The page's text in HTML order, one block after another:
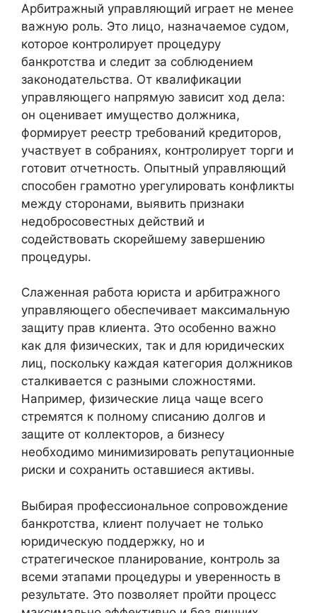
Арбитражный управляющий играет не менее
важную роль. Это лицо, назначаемое судом,
которое контролирует процедуру
банкротства и следит за соблюдением
законодательства. От квалификации
управляющего напрямую зависит ход дела:
он оценивает имущество должника,
формирует реестр требований кредиторов,
участвует в собраниях, контролирует торги и
готовит отчетность. Опытный управляющий
способен грамотно урегулировать конфликты
между сторонами, выявить признаки
недобросовестных действий и
содействовать скорейшему завершению
процедуры.
Слаженная работа юриста и арбитражного
управляющего обеспечивает максимальную
защиту прав клиента. Это особенно важно
как для физических, так и для юридических
лиц, поскольку каждая категория должников
сталкивается с разными сложностями.
Например, физические лица чаще всего
стремятся к полному списанию долгов и
защите от коллекторов, а бизнесу
необходимо минимизировать репутационные
риски и сохранить оставшиеся активы.
Выбирая профессиональное сопровождение
банкротства, клиент получает не только
юридическую поддержку, но и
стратегическое планирование, контроль за
всеми этапами процедуры и уверенность в
результате. Это позволяет пройти процесс